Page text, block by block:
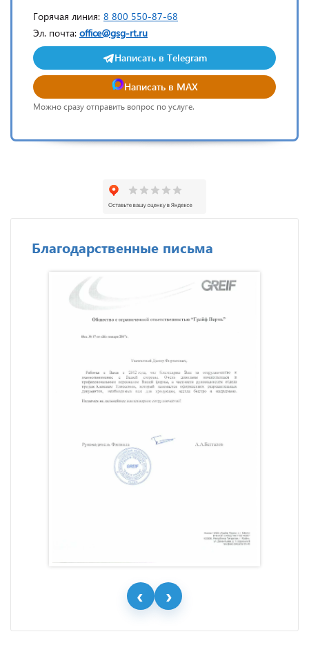
Горячая линия: 8 800 550-87-68
Эл. почта: office@gsg-rt.ru
Написать в Telegram
Написать в MAX
Можно сразу отправить вопрос по услуге.
Благодарственные письма